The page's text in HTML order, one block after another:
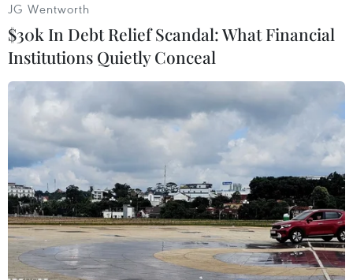
Chăm sóc cho trẻ tự kỷ. (Ảnh: PV/Vietnam+)
Viện Nghiên cứu Tế bào gốc và Công nghệ Gen
Vinmec vừa báo cáo kết quả nghiên cứu “Xác
định đột biến gene trên trẻ tự kỷ ở Việt Nam,”
trong đó phát hiện 6 gene mới mang biến đổi ở
JG Wentworth
$30k In Debt Relief Scandal: What Financial
Institutions Quietly Conceal